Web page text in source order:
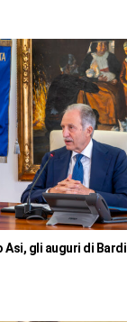
gli auguri di Bardi